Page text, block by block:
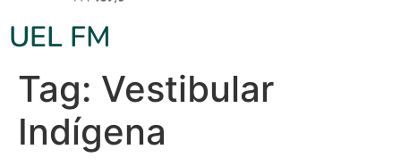
UEL FM
Tag: Vestibular
Indígena